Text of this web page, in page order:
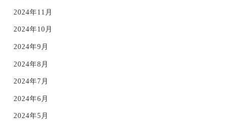
2024年11月
2024年10月
2024年9月
2024年8月
2024年7月
2024年6月
2024年5月